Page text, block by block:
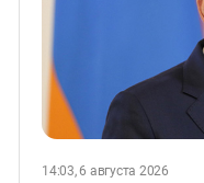
14:03, 6 августа 2026